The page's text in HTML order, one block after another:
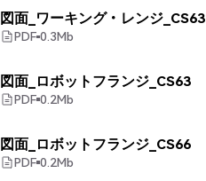
図面_ワーキング・レンジ_CS63
PDF 0.3Mb
図面_ロボットフランジ_CS63
PDF 0.2Mb
図面_ロボットフランジ_CS66
PDF 0.2Mb